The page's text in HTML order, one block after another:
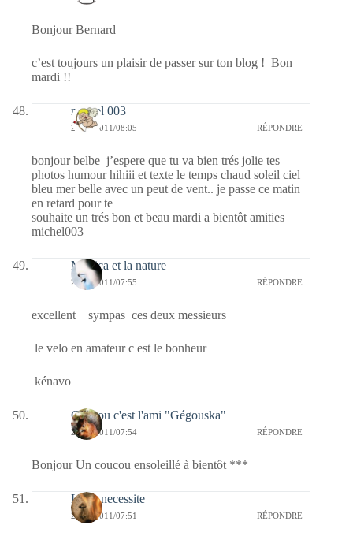
Bonjour Bernard
c’est toujours un plaisir de passer sur ton blog ! Bon
mardi !!
michel 003
28/06/2011/08:05 RÉPONDRE
bonjour belbe j’espere que tu va bien trés jolie tes
photos humour hihiii et texte le temps chaud soleil ciel
bleu mer belle avec un peut de vent.. je passe ce matin
en retard pour te
souhaite un trés bon et beau mardi a bientôt amities
michel003
Monica et la nature
28/06/2011/07:55 RÉPONDRE
excellent sympas ces deux messieurs
le velo en amateur c est le bonheur
kénavo
Coucou c'est l'ami "Gégouska"
28/06/2011/07:54 RÉPONDRE
Bonjour Un coucou ensoleillé à bientôt ***
Libre necessite
28/06/2011/07:51 RÉPONDRE